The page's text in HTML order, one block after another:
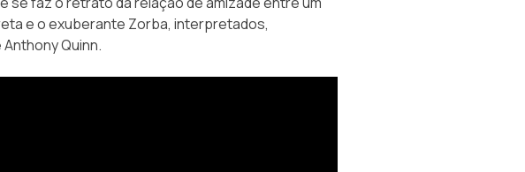
e o exuberante Zorba, interpretados,
Quinn.